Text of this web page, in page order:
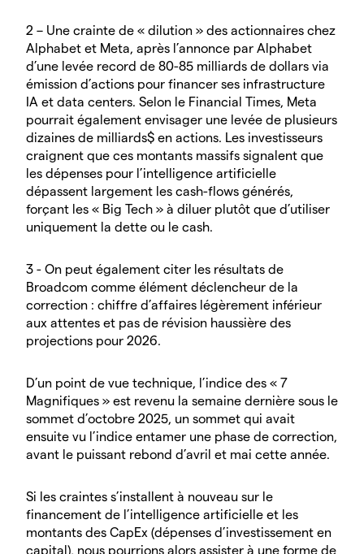
2 – Une crainte de « dilution » des actionnaires chez
Alphabet et Meta, après l’annonce par Alphabet
d’une levée record de 80-85 milliards de dollars via
émission d’actions pour financer ses infrastructure
IA et data centers. Selon le Financial Times, Meta
pourrait également envisager une levée de plusieurs
dizaines de milliards$ en actions. Les investisseurs
craignent que ces montants massifs signalent que
les dépenses pour l’intelligence artificielle
dépassent largement les cash-flows générés,
forçant les « Big Tech » à diluer plutôt que d’utiliser
uniquement la dette ou le cash.
3 - On peut également citer les résultats de
Broadcom comme élément déclencheur de la
correction : chiffre d’affaires légèrement inférieur
aux attentes et pas de révision haussière des
projections pour 2026.
D’un point de vue technique, l’indice des « 7
Magnifiques » est revenu la semaine dernière sous le
sommet d’octobre 2025, un sommet qui avait
ensuite vu l’indice entamer une phase de correction,
avant le puissant rebond d’avril et mai cette année.
Si les craintes s’installent à nouveau sur le
financement de l’intelligence artificielle et les
montants des CapEx (dépenses d’investissement en
capital), nous pourrions alors assister à une forme de